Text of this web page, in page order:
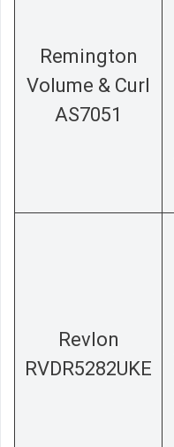
Remington
Volume & Curl
AS7051
Revlon
RVDR5282UKE